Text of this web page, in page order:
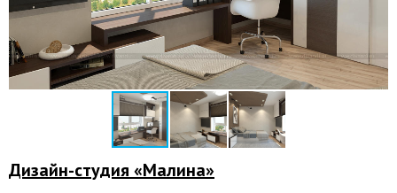
Дизайн-студия «Малина»